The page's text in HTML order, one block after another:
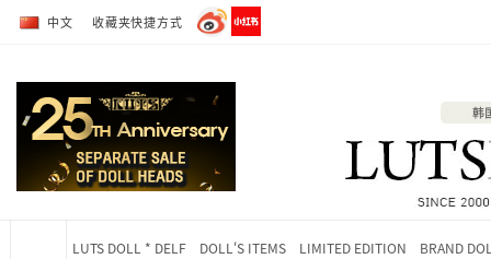
中文 收藏夹快捷方式
LUTS DOLL * DELF DOLL'S ITEMS LIMITED EDITION BRAND